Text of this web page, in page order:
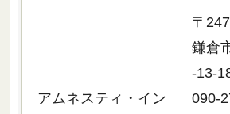
アムネスティ・イン
〒
鎌倉
-13-
090-